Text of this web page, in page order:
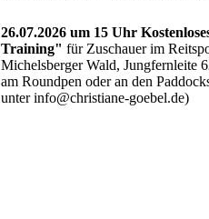
26.07.2026 um 15 Uhr
Training" für Zuschauer im
Michelsberger Wald, Jungfernleite
am Roundpen oder an den
unter info@christiane-goebel.de)